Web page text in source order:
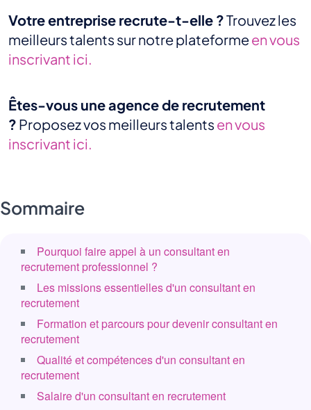
Sommaire
Pourquoi faire appel à un consultant en
recrutement professionnel ?
Les missions essentielles d'un consultant en
recrutement
Formation et parcours pour devenir consultant en
recrutement
Qualité et compétences d'un consultant en
recrutement
Salaire d'un consultant en recrutement
Votre entreprise recrute-t-elle ?Trouvez les
meilleurs talents sur notre plateformeen vous
inscrivant ici.
Êtes-vous une agence de recrutement
? Proposez vos meilleurs talents en vous
inscrivant ici.